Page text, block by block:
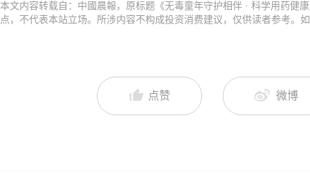
本文内容转载自：中國晨報，原标题《无毒童年守护相伴 · 科学用药健
点，不代表本站立场。所涉内容不构成投资消费建议，仅供读者参考。
点赞 微博